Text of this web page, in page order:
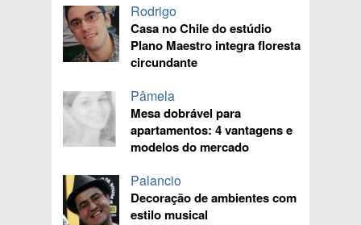
Rodrigo
Casa no Chile do estúdio
Plano Maestro integra floresta
circundante
Pâmela
Mesa dobrável para
apartamentos: 4 vantagens e
modelos do mercado
Palancio
Decoração de ambientes com
estilo musical